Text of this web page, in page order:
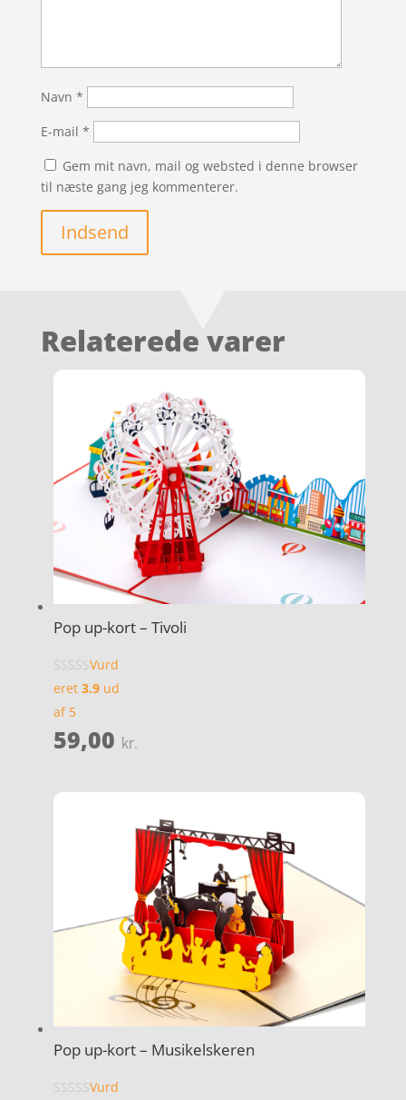
Navn *
E-mail *
Gem mit navn, mail og websted i denne browser
til næste gang jeg kommenterer.
Indsend
Relaterede varer
Pop up-kort – Tivoli
Vurd
eret 3.9ud
af 5
59,00 kr.
Pop up-kort – Musikelskeren
Vurd